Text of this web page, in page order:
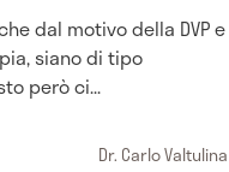
dal motivo della DVP e
siano di tipo
però ci...
Dr. Carlo Valtulina